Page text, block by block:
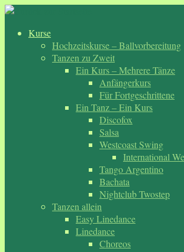
Zum
springenKurse
Hochzeitskurse – Ballvorbereitung
Tanzen zu Zweit
Ein Kurs – Mehrere Tänze
Anfängerkurs
Für Fortgeschrittene
Ein Tanz – Ein Kurs
Discofox
Salsa
Westcoast Swing
International
Tango Argentino
Bachata
Nightclub Twostep
Tanzen allein
Easy Linedance
Linedance
Choreos